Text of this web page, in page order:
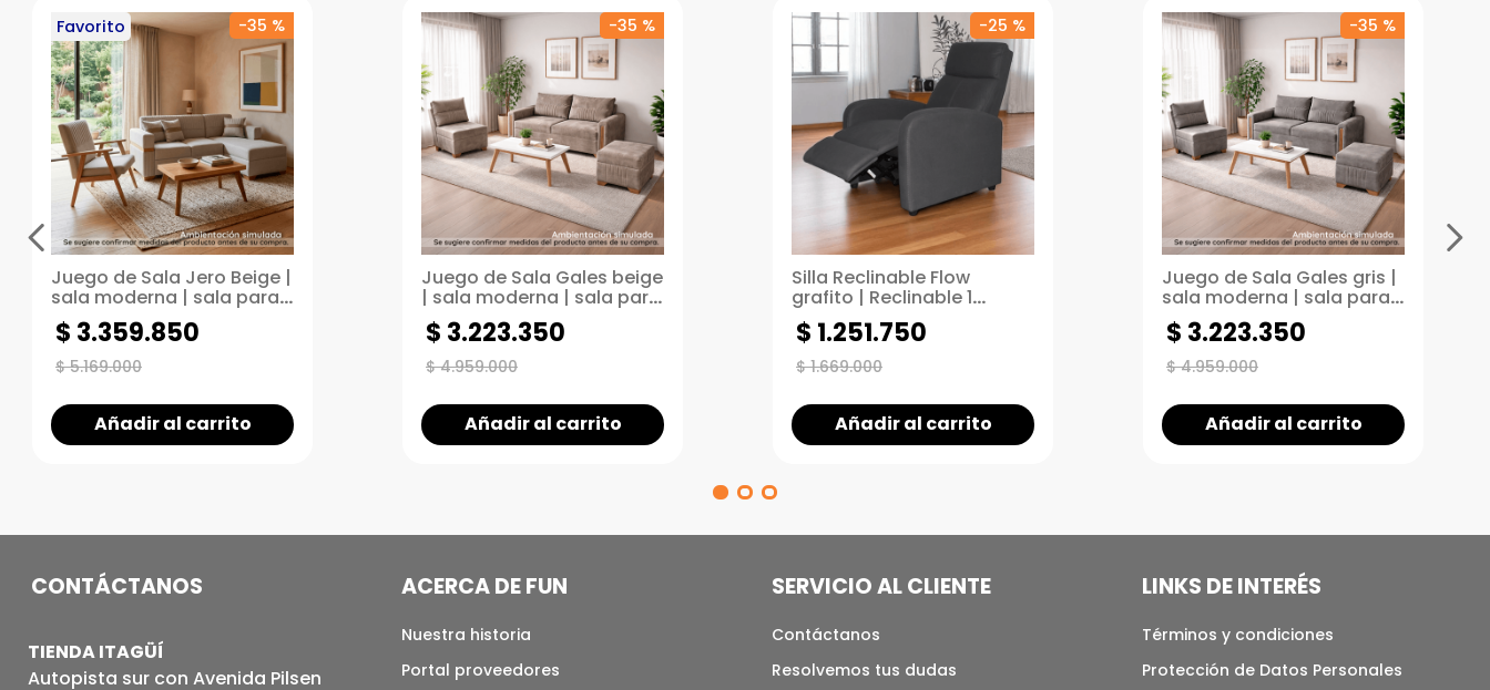
Favorito -35 %
Juego de Sala Jero Beige |
sala moderna | sala para
espacios pequeños
$ 5.169.000
$ 3.359.850
Añadir al carrito
-35 %
Juego de Sala Gales beige
| sala moderna | sala para
espacios pequeños
$ 4.959.000
$ 3.223.350
Añadir al carrito
-25 %
Silla Reclinable Flow
grafito | Reclinable 1
puesto | Sistema Push arm
$ 1.669.000
$ 1.251.750
Añadir al carrito
-35 %
Juego de Sala Gales gris |
sala moderna | sala para
espacios pequeños
$ 4.959.000
$ 3.223.350
Añadir al carrito
CONTÁCTANOS
TIENDA ITAGÜÍ
Autopista sur con Avenida Pilsen
ACERCA DE FUN
Nuestra historia
Portal proveedores
SERVICIO AL CLIENTE
Contáctanos
Resolvemos tus dudas
LINKS DE INTERÉS
Términos y condiciones
Protección de Datos Personales